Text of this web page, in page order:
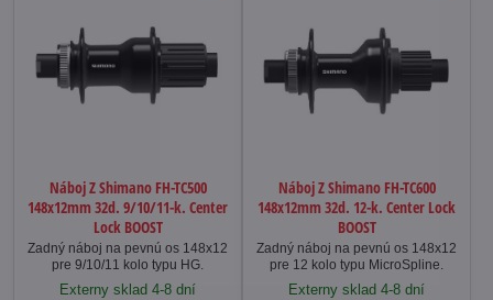
Náboj Z Shimano FH-TC500
148x12mm 32d. 9/10/11-k. Center
Lock BOOST
Zadný náboj na pevnú os 148x12
pre 9/10/11 kolo typu HG.
Externy sklad 4-8 dní
Náboj Z Shimano FH-TC600
148x12mm 32d. 12-k. Center Lock
BOOST
Zadný náboj na pevnú os 148x12
pre 12 kolo typu MicroSpline.
Externy sklad 4-8 dní